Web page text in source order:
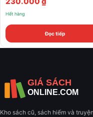
Hết hàng
Đọc tiếp
Kho sách cũ, sách hiếm và